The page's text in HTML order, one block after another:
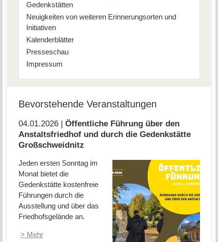
Gedenkstätten
Neuigkeiten von weiteren Erinnerungsorten und
Initiativen
Kalenderblätter
Presseschau
Impressum
Bevorstehende Veranstaltungen
04.01.2026 | Öffentliche Führung über den
Anstaltsfriedhof und durch die Gedenkstätte
Großschweidnitz
Jeden ersten Sonntag im
Monat bietet die
Gedenkstätte kostenfreie
Führungen durch die
Ausstellung und über das
Friedhofsgelände an.
> Mehr